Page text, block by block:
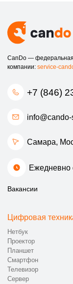
CanDo —
компании: service-
+7 (846)
Самара,
Ежедневно
Вакансии
Цифровая
Нетбук
Проектор
Планшет
Смартфон
Телевизор
Сервер